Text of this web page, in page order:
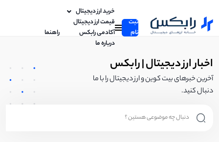
ثبت
نام
خرید ارز دیجیتال
قیمت ارز دیجیتال
آکادمی رابکس
راهنما
درباره ما
اخبار ارز دیجیتال | رابکس
آخرین خبرهای بیت کوین و ارز دیجیتال را با ما
دنبال کنید.